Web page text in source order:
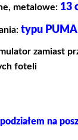
metalowe: 13
typu PUMA
zamiast
foteli
na